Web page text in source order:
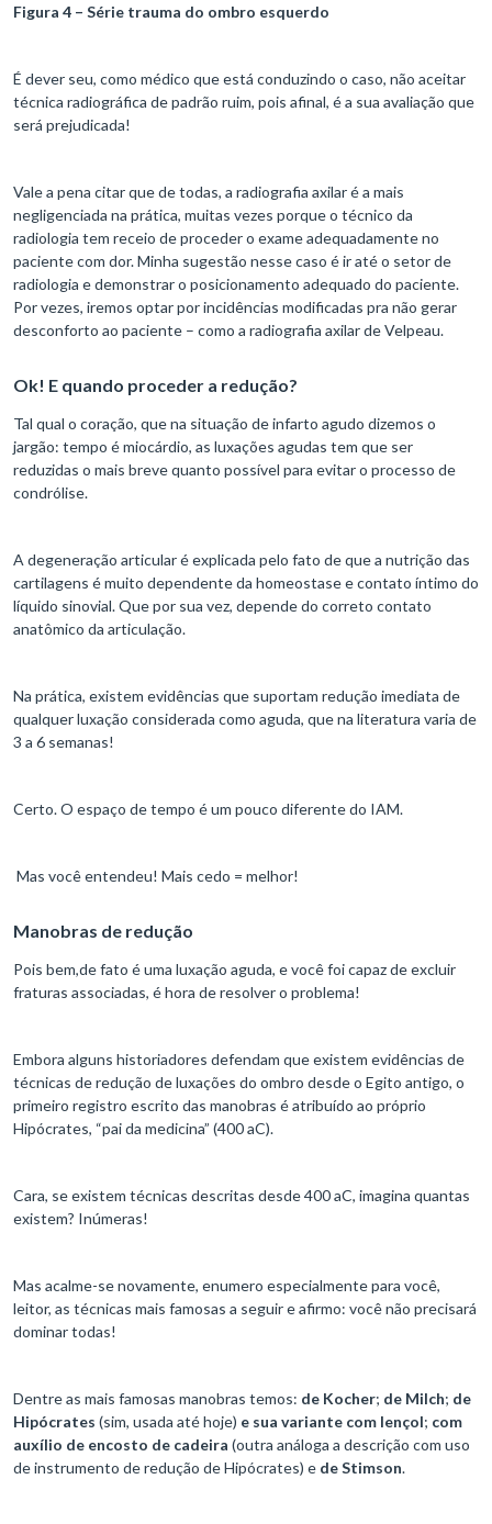
Figura 4 – Série trauma do ombro esquerdo
É dever seu, como médico que está conduzindo o caso, não aceitar
técnica radiográfica de padrão ruim, pois afinal, é a sua avaliação que
será prejudicada!
Vale a pena citar que de todas, a radiografia axilar é a mais
negligenciada na prática, muitas vezes porque o técnico da
radiologia tem receio de proceder o exame adequadamente no
paciente com dor. Minha sugestão nesse caso é ir até o setor de
radiologia e demonstrar o posicionamento adequado do paciente.
Por vezes, iremos optar por incidências modificadas pra não gerar
desconforto ao paciente – como a radiografia axilar de Velpeau.
Ok! E quando proceder a redução?
Tal qual o coração, que na situação de infarto agudo dizemos o
jargão: tempo é miocárdio, as luxações agudas tem que ser
reduzidas o mais breve quanto possível para evitar o processo de
condrólise.
A degeneração articular é explicada pelo fato de que a nutrição das
cartilagens é muito dependente da homeostase e contato íntimo do
líquido sinovial. Que por sua vez, depende do correto contato
anatômico da articulação.
Na prática, existem evidências que suportam redução imediata de
qualquer luxação considerada como aguda, que na literatura varia de
3 a 6 semanas!
Certo. O espaço de tempo é um pouco diferente do IAM.
Mas você entendeu! Mais cedo = melhor!
Manobras de redução
Pois bem,de fato é uma luxação aguda, e você foi capaz de excluir
fraturas associadas, é hora de resolver o problema!
Embora alguns historiadores defendam que existem evidências de
técnicas de redução de luxações do ombro desde o Egito antigo, o
primeiro registro escrito das manobras é atribuído ao próprio
Hipócrates, “pai da medicina” (400 aC).
Cara, se existem técnicas descritas desde 400 aC, imagina quantas
existem? Inúmeras!
Mas acalme-se novamente, enumero especialmente para você,
leitor, as técnicas mais famosas a seguir e afirmo: você não precisará
dominar todas!
Dentre as mais famosas manobras temos: de Kocher; de Milch; de
Hipócrates (sim, usada até hoje) e sua variante com lençol; com
auxílio de encosto de cadeira (outra análoga a descrição com uso
de instrumento de redução de Hipócrates) e de Stimson.